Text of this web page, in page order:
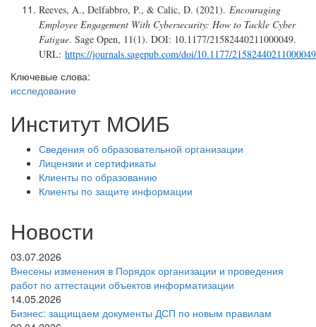
Reeves, A., Delfabbro, P., & Calic, D. (2021). Encouraging
Employee Engagement With Cybersecurity: How to Tackle Cyber
Fatigue. Sage Open, 11(1). DOI: 10.1177/21582440211000049.
URL: https://journals.sagepub.com/doi/10.1177/21582440211000049
Ключевые слова:
исследование
Институт МОИБ
Сведения об образовательной организации
Лицензии и сертификаты
Клиенты по образованию
Клиенты по защите информации
Новости
03.07.2026
Внесены изменения в Порядок организации и проведения
работ по аттестации объектов информатизации
14.05.2026
Бизнес: защищаем документы ДСП по новым правилам